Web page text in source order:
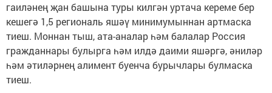
гаиләнең җан башына туры килгән уртача кереме бер
кешегә 1,5 региональ яшәү минимумыннан артмаска
тиеш. Моннан тыш, ата-аналар һәм балалар Россия
гражданнары булырга һәм илдә даими яшәргә, әниләр
һәм әтиләрнең алимент буенча бурычлары булмаска
тиеш.